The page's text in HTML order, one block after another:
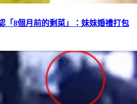
「8個月前的剩菜」：妹妹婚禮打包